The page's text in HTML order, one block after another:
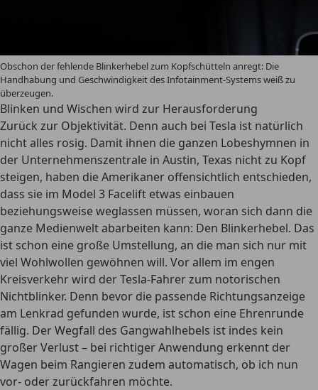
Obschon der fehlende Blinkerhebel zum Kopfschütteln anregt: Die
Handhabung und Geschwindigkeit des Infotainment-Systems weiß zu
überzeugen.
Blinken und Wischen wird zur Herausforderung
Zurück zur Objektivität. Denn auch bei Tesla ist natürlich
nicht alles rosig. Damit ihnen die ganzen Lobeshymnen in
der Unternehmenszentrale in Austin, Texas nicht zu Kopf
steigen, haben die Amerikaner offensichtlich entschieden,
dass sie im Model 3 Facelift etwas einbauen
beziehungsweise weglassen müssen, woran sich dann die
ganze Medienwelt abarbeiten kann: Den Blinkerhebel. Das
ist schon eine große Umstellung, an die man sich nur mit
viel Wohlwollen gewöhnen will. Vor allem im engen
Kreisverkehr wird der Tesla-Fahrer zum notorischen
Nichtblinker. Denn bevor die passende Richtungsanzeige
am Lenkrad gefunden wurde, ist schon eine Ehrenrunde
fällig. Der Wegfall des Gangwahlhebels ist indes kein
großer Verlust – bei richtiger Anwendung erkennt der
Wagen beim Rangieren zudem automatisch, ob ich nun
vor- oder zurückfahren möchte.